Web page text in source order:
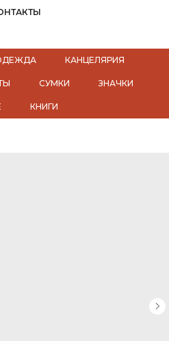
КАНЦЕЛЯРИЯ
СУМКИ ЗНАЧКИ
КНИГИ